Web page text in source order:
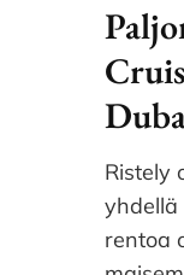
Ristely
yhdellä
rentoa